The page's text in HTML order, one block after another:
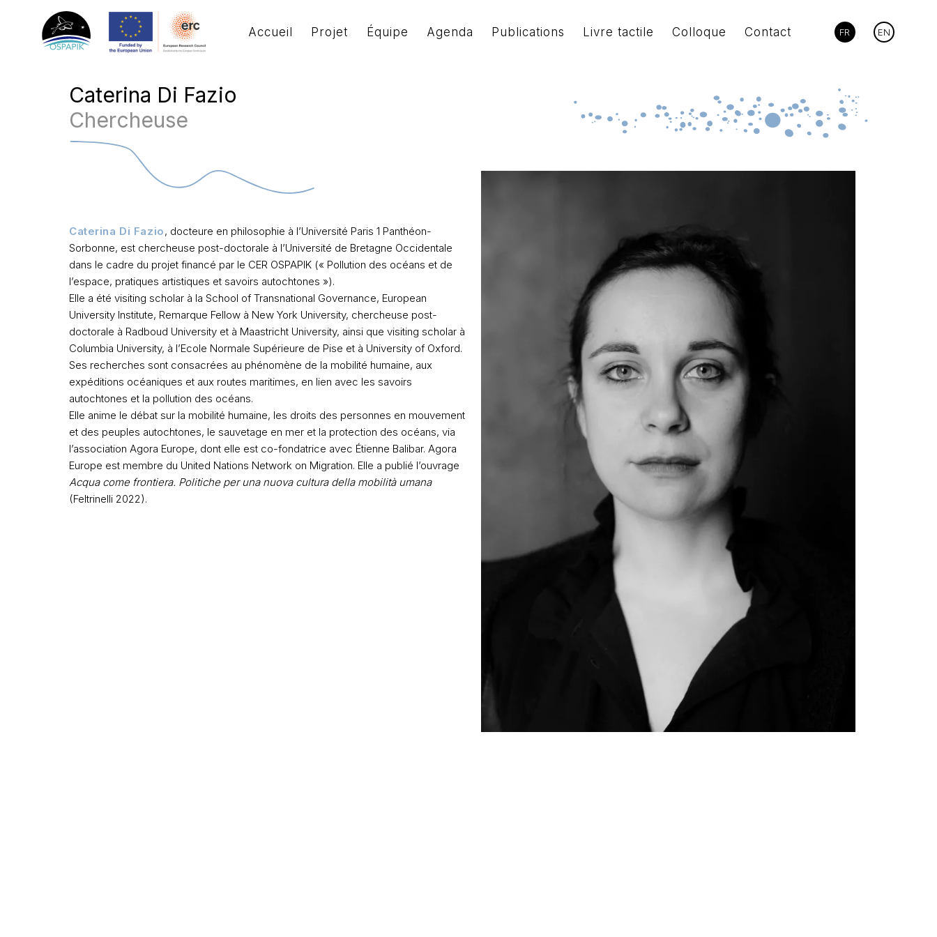
Accueil Projet Équipe Agenda Publications Livre tactile Colloque Contact EN
FR
Caterina Di Fazio
Chercheuse
Caterina Di Fazio, docteure en philosophie à l’Université Paris 1 Panthéon-
Sorbonne, est chercheuse post-doctorale à l’Université de Bretagne Occidentale
dans le cadre du projet financé par le CER OSPAPIK (« Pollution des océans et de
l’espace, pratiques artistiques et savoirs autochtones »).
Elle a été visiting scholar à la School of Transnational Governance, European
University Institute, Remarque Fellow à New York University, chercheuse post-
doctorale à Radboud University et à Maastricht University, ainsi que visiting scholar à
Columbia University, à l’Ecole Normale Supérieure de Pise et à University of Oxford.
Ses recherches sont consacrées au phénomène de la mobilité humaine, aux
expéditions océaniques et aux routes maritimes, en lien avec les savoirs
autochtones et la pollution des océans.
Elle anime le débat sur la mobilité humaine, les droits des personnes en mouvement
et des peuples autochtones, le sauvetage en mer et la protection des océans, via
l’association Agora Europe, dont elle est co-fondatrice avec Étienne Balibar. Agora
Europe est membre du United Nations Network on Migration. Elle a publié l’ouvrage
Acqua come frontiera. Politiche per una nuova cultura della mobilità umana
(Feltrinelli 2022).